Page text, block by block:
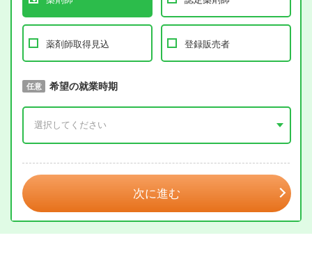
薬剤師取得見込 登録販売者
必須 取得予定年
任意 希望の就業時期
次に進む